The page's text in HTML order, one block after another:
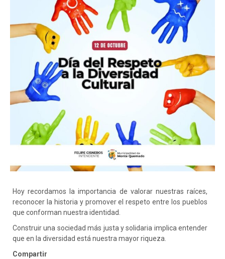
Hoyrecordamos la importancia de valorar nuestras raíces,
reconocer la historia y promover el respeto entre los pueblos
que conforman nuestra identidad.
Construir una sociedad más justa y solidaria implica entender
que en la diversidad está nuestra mayor riqueza.
Compartir